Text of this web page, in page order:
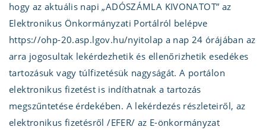
hogy az aktuális napi „ADÓSZÁMLA KIVONATOT” az
Elektronikus Önkormányzati Portálról belépve
https://ohp-20.asp.lgov.hu/nyitolap a nap 24 órájában az
arra jogosultak lekérdezhetik és ellenőrizhetik esedékes
tartozásuk vagy túlfizetésük nagyságát. A portálon
elektronikus fizetést is indíthatnak a tartozás
megszűntetése érdekében. A lekérdezés részleteiről, az
elektronikus fizetésről /EFER/ az E-önkormányzat